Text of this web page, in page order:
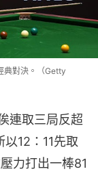
典對決。（Getty
連取三局反超
12：11先取
力打出一棒81